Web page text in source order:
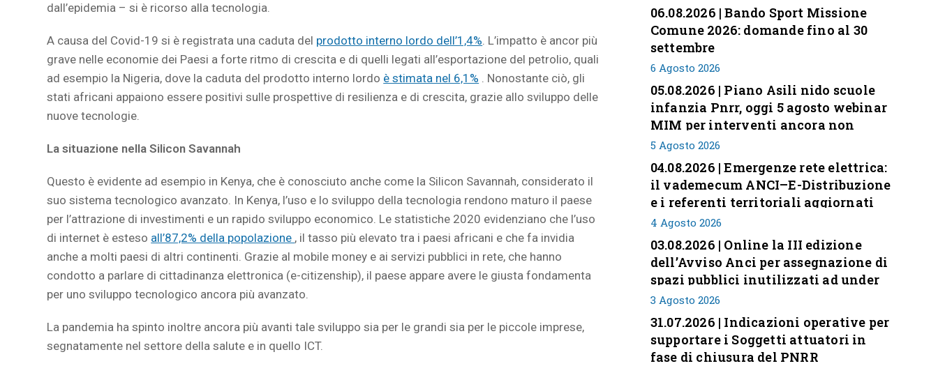
dall’epidemia – si è ricorso alla tecnologia.
A causa del Covid-19 si è registrata una caduta del prodotto interno lordo dell’1,4%. L’impatto è ancor più
grave nelle economie dei Paesi a forte ritmo di crescita e di quelli legati all’esportazione del petrolio, quali
ad esempio la Nigeria, dove la caduta del prodotto interno lordo è stimata nel 6,1% . Nonostante ciò, gli
stati africani appaiono essere positivi sulle prospettive di resilienza e di crescita, grazie allo sviluppo delle
nuove tecnologie.
La situazione nella Silicon Savannah
Questo è evidente ad esempio in Kenya, che è conosciuto anche come la Silicon Savannah, considerato il
suo sistema tecnologico avanzato. In Kenya, l’uso e lo sviluppo della tecnologia rendono maturo il paese
per l’attrazione di investimenti e un rapido sviluppo economico. Le statistiche 2020 evidenziano che l’uso
di internet è esteso all’87,2% della popolazione , il tasso più elevato tra i paesi africani e che fa invidia
anche a molti paesi di altri continenti. Grazie al mobile money e ai servizi pubblici in rete, che hanno
condotto a parlare di cittadinanza elettronica (e-citizenship), il paese appare avere le giusta fondamenta
per uno sviluppo tecnologico ancora più avanzato.
La pandemia ha spinto inoltre ancora più avanti tale sviluppo sia per le grandi sia per le piccole imprese,
segnatamente nel settore della salute e in quello ICT.
06.08.2026 | Bando Sport Missione
Comune 2026: domande fino al 30
settembre
6 Agosto 2026
05.08.2026 | Piano Asili nido scuole
infanzia Pnrr, oggi 5 agosto webinar
MIM per interventi ancora non
conclusi
5 Agosto 2026
04.08.2026 | Emergenze rete elettrica:
il vademecum ANCI–E-Distribuzione
e i referenti territoriali aggiornati
4 Agosto 2026
03.08.2026 | Online la III edizione
dell’Avviso Anci per assegnazione di
spazi pubblici inutilizzati ad under
35
3 Agosto 2026
31.07.2026 | Indicazioni operative per
supportare i Soggetti attuatori in
fase di chiusura del PNRR